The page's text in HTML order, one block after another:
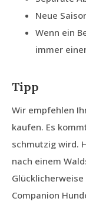
Neue
Wenn ein
immer
Tipp
Wir empfehlen
kaufen. Es
schmutzig wird.
nach einem
Companion